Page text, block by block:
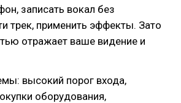
записать вокал без
трек, применить эффекты. Зато
отражает ваше видение и
высокий порог входа,
оборудования,